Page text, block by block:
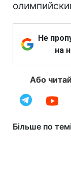
Не
на
Або
Більше по